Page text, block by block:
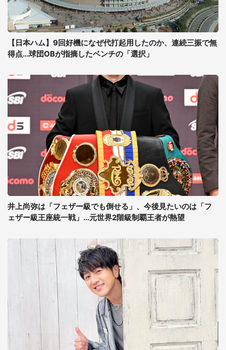
【日本ハム】9回好機になぜ代打起用したのか、連続三振で無
得点...球団OBが指摘したベンチの「選択」
井上尚弥は「フェザー級でも倒せる」、今後見たいのは「フ
ェザー級王座統一戦」...元世界2階級制覇王者が熱望